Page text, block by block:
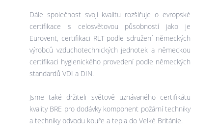
Dále společnost svoji kvalitu rozšiřuje o evropské
certifikace s celosvětovou působností jako je
Eurovent, certifikaci RLT podle sdružení německých
výrobců vzduchotechnických jednotek a německou
certifikaci hygienického provedení podle německých
standardů VDI a DIN.
Jsme také držiteli světově uznávaného certifikátu
kvality BRE pro dodávky komponent požární techniky
a techniky odvodu kouře a tepla do Velké Británie.